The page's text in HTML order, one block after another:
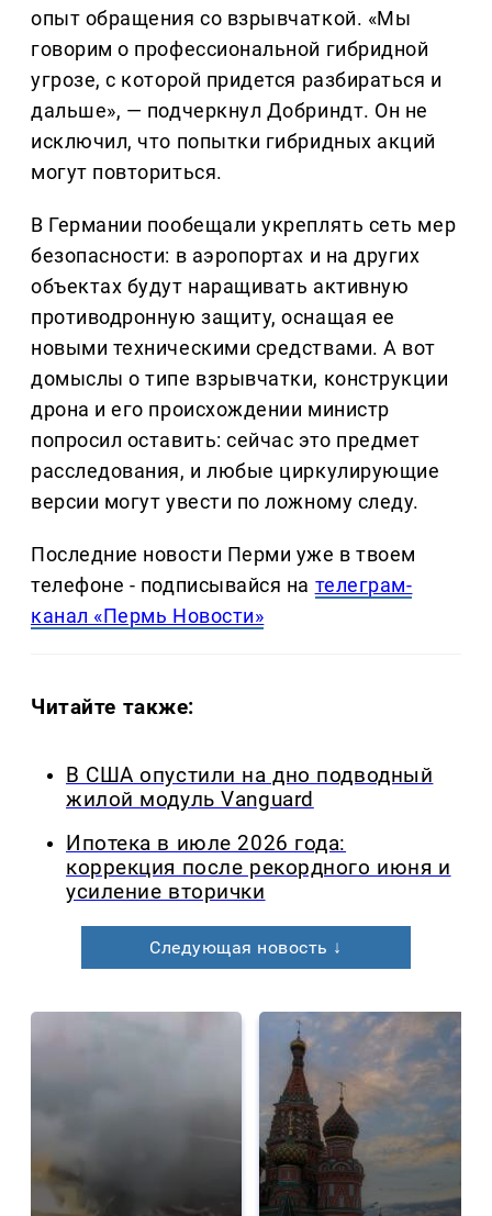
опыт обращения со взрывчаткой. «Мы
говорим о профессиональной гибридной
угрозе, с которой придется разбираться и
дальше», — подчеркнул Добриндт. Он не
исключил, что попытки гибридных акций
могут повториться.
В Германии пообещали укреплять сеть мер
безопасности: в аэропортах и на других
объектах будут наращивать активную
противодронную защиту, оснащая ее
новыми техническими средствами. А вот
домыслы о типе взрывчатки, конструкции
дрона и его происхождении министр
попросил оставить: сейчас это предмет
расследования, и любые циркулирующие
версии могут увести по ложному следу.
Последние новости Перми уже в твоем
телефоне - подписывайся на телеграм-
канал «Пермь Новости»
Читайте также:
В США опустили на дно подводный
жилой модуль Vanguard
Ипотека в июле 2026 года:
коррекция после рекордного июня и
усиление вторички
Следующая новость ↓